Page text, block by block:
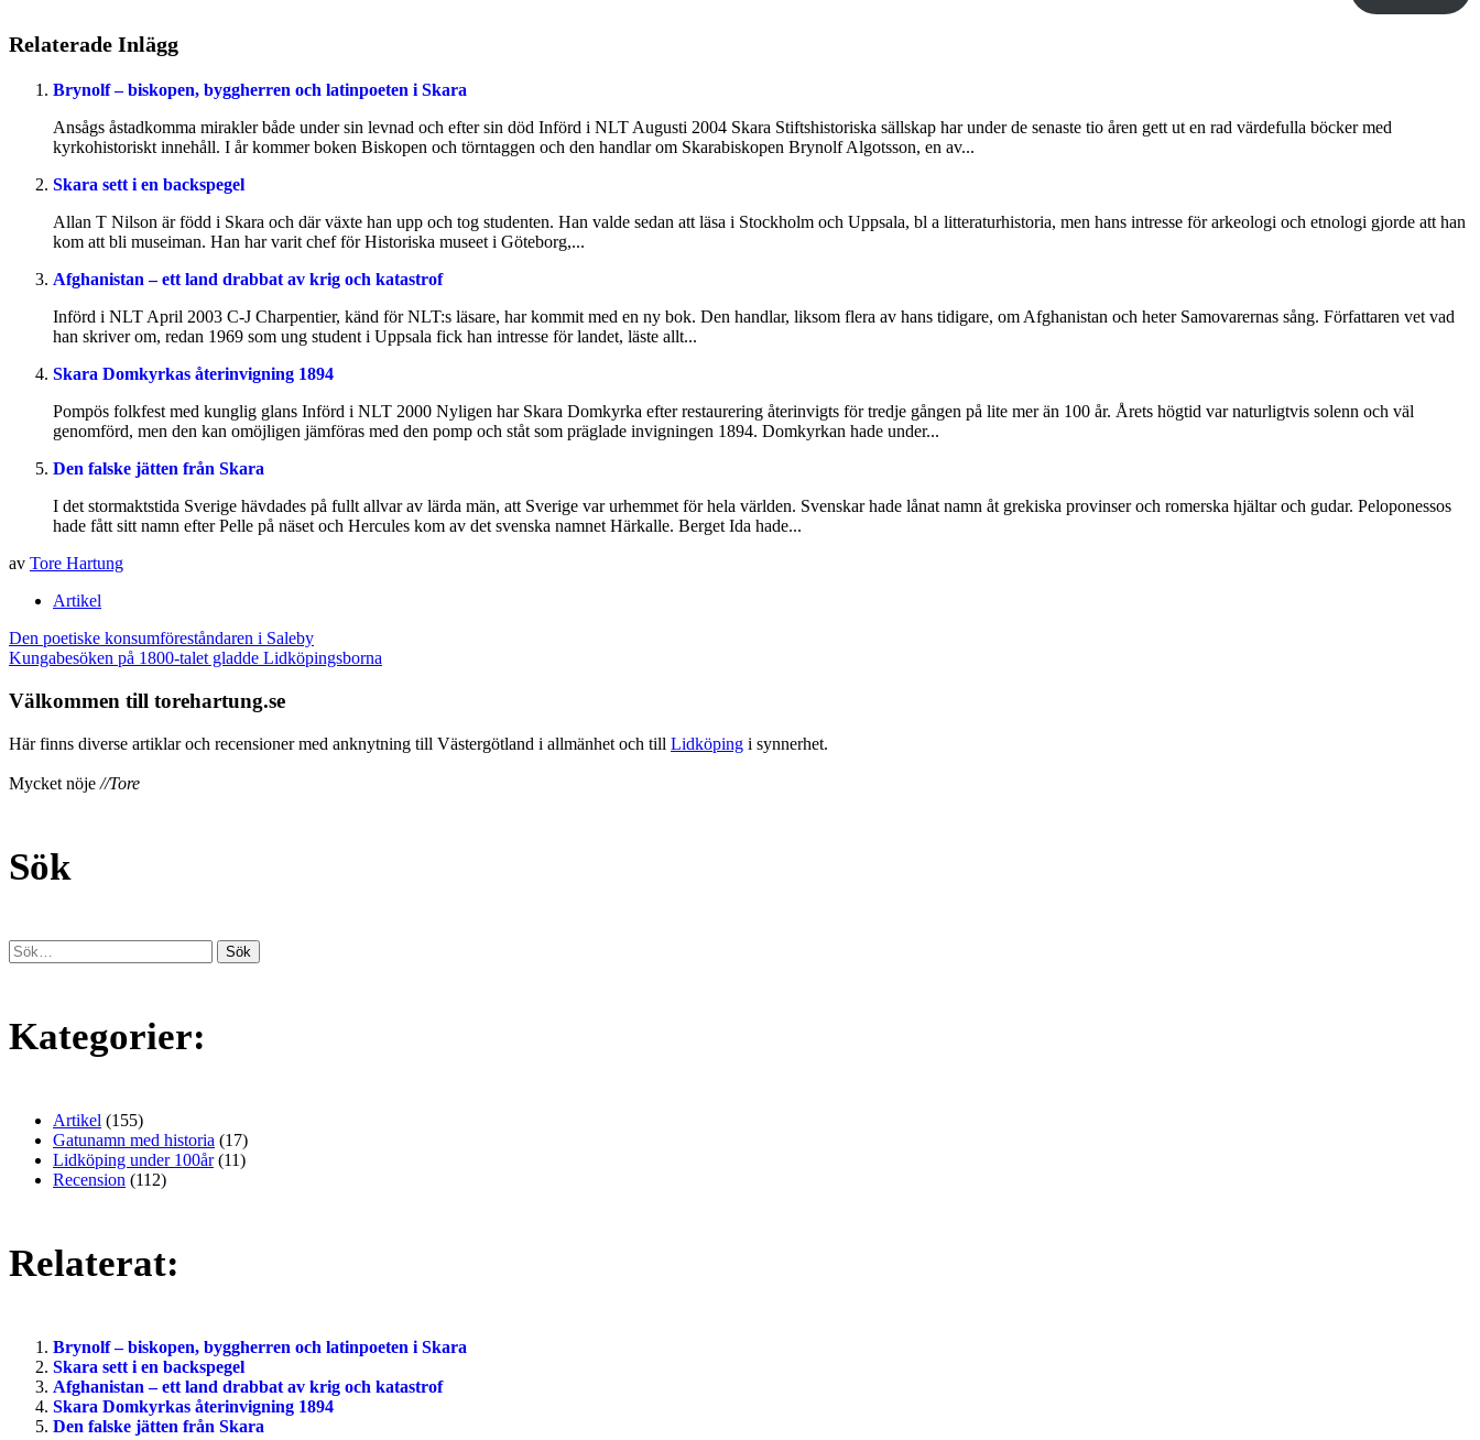
Relaterade Inlägg
Brynolf – biskopen, byggherren och latinpoeten i Skara
Ansågs åstadkomma mirakler både under sin levnad och efter sin död Införd i NLT Augusti 2004 Skara Stiftshistoriska sällskap har under de senaste tio åren gett ut en rad värdefulla böcker med
kyrkohistoriskt innehåll. I år kommer boken Biskopen och törntaggen och den handlar om Skarabiskopen Brynolf Algotsson, en av...
Skara sett i en backspegel
Allan T Nilson är född i Skara och där växte han upp och tog studenten. Han valde sedan att läsa i Stockholm och Uppsala, bl a litteraturhistoria, men hans intresse för arkeologi och etnologi gjorde att han
kom att bli museiman. Han har varit chef för Historiska museet i Göteborg,...
Afghanistan – ett land drabbat av krig och katastrof
Införd i NLT April 2003 C-J Charpentier, känd för NLT:s läsare, har kommit med en ny bok. Den handlar, liksom flera av hans tidigare, om Afghanistan och heter Samovarernas sång. Författaren vet vad
han skriver om, redan 1969 som ung student i Uppsala fick han intresse för landet, läste allt...
Skara Domkyrkas återinvigning 1894
Pompös folkfest med kunglig glans Införd i NLT 2000 Nyligen har Skara Domkyrka efter restaurering återinvigts för tredje gången på lite mer än 100 år. Årets högtid var naturligtvis solenn och väl
genomförd, men den kan omöjligen jämföras med den pomp och ståt som präglade invigningen 1894. Domkyrkan hade under...
Den falske jätten från Skara
I det stormaktstida Sverige hävdades på fullt allvar av lärda män, att Sverige var urhemmet för hela världen. Svenskar hade lånat namn åt grekiska provinser och romerska hjältar och gudar. Peloponessos
hade fått sitt namn efter Pelle på näset och Hercules kom av det svenska namnet Härkalle. Berget Ida hade...
av Tore Hartung
Artikel
Inläggsnavigering
Den poetiske konsumföreståndaren i Saleby
Kungabesöken på 1800-talet gladde Lidköpingsborna
Välkommen till torehartung.se
Här finns diverse artiklar och recensioner med anknytning till Västergötland i allmänhet och till Lidköping i synnerhet.
Mycket nöje //Tore
Sök
Kategorier:
Artikel (155)
Gatunamn med historia (17)
Lidköping under 100år(11)
Recension (112)
Relaterat:
Brynolf – biskopen, byggherren och latinpoeten i Skara
Skara sett i en backspegel
Afghanistan – ett land drabbat av krig och katastrof
Skara Domkyrkas återinvigning 1894
Den falske jätten från Skara